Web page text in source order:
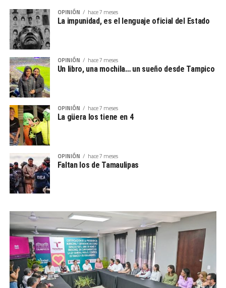
OPINIÓN hace 7 meses
La impunidad, es el lenguaje oficial del Estado
OPINIÓN hace 7 meses
Un libro, una mochila… un sueño desde Tampico
OPINIÓN hace 7 meses
La güera los tiene en 4
OPINIÓN hace 7 meses
Faltan los de Tamaulipas